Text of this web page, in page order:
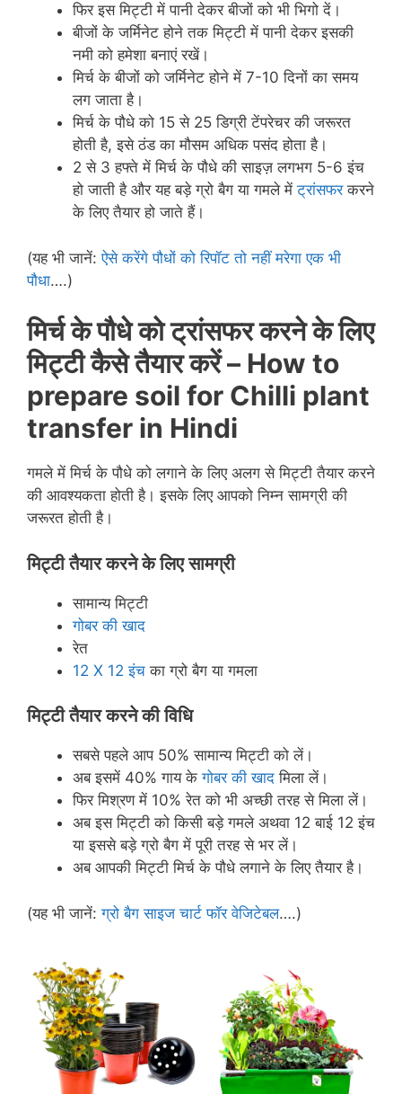
फिर इस मिट्टी में पानी देकर बीजों को भी भिगो दें।
बीजों के जर्मिनेट होने तक मिट्टी में पानी देकर इसकी
नमी को हमेशा बनाएं रखें।
मिर्च के बीजों को जर्मिनेट होने में 7-10 दिनों का समय
लग जाता है।
मिर्च के पौधे को 15 से 25 डिग्री टेंपरेचर की जरूरत
होती है, इसे ठंड का मौसम अधिक पसंद होता है।
2 से 3 हफ्ते में मिर्च के पौधे की साइज़ लगभग 5-6 इंच
हो जाती है और यह बड़े ग्रो बैग या गमले में ट्रांसफरकरने
के लिए तैयार हो जाते हैं।
(यह भी जानें:ऐसे करेंगे पौधों को रिपॉट तो नहीं मरेगा एक भी
पौधा….)
मिर्च के पौधे को ट्रांसफर करने के लिए
मिट्टी कैसे तैयार करें – How to
prepare soil for Chilli plant
transfer in Hindi
गमले में मिर्च के पौधे को लगाने के लिए अलग से मिट्टी तैयार करने
की आवश्यकता होती है। इसके लिए आपको निम्न सामग्री की
जरूरत होती है।
मिट्टी तैयार करने के लिए सामग्री
सामान्य मिट्टी
गोबर की खाद
रेत
12 X 12 इंचका ग्रो बैग या गमला
मिट्टी तैयार करने की विधि
सबसे पहले आप 50% सामान्य मिट्टी को लें।
अब इसमें 40% गाय केगोबर की खाद मिला लें।
फिर मिश्रण में 10% रेत को भी अच्छी तरह से मिला लें।
अब इस मिट्टी को किसी बड़े गमले अथवा 12 बाई 12 इंच
या इससे बड़े ग्रो बैग में पूरी तरह से भर लें।
अब आपकी मिट्टी मिर्च के पौधे लगाने के लिए तैयार है।
(यह भी जानें:ग्रो बैग साइज चार्ट फॉर वेजिटेबल….)